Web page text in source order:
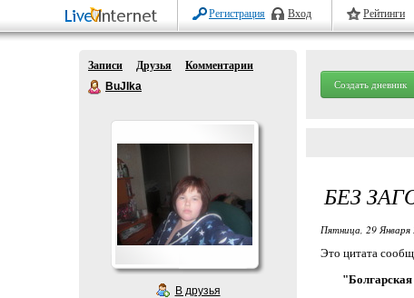
Регистрация Вход Рейтинги
Записи Друзья
Комментарии
BuJIka
В друзья
Создать дневник
БЕЗ
Пятница, 29 Января
Это цитата